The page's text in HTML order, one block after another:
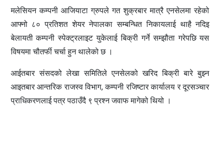
मलेसियन कम्पनी आजियाटा ग्रुपले गत शुक्रबार मात्रै एनसेलमा रहेको
आफ्नो ८० प्रतिशत शेयर नेपालका सम्बन्धित निकायलाई थाहै नदिइ
बेलायती कम्पनी स्पेक्ट्रलाइट युकेलाई बिक्री गर्ने सम्झौता गरेपछि यस
विषयमा चौतर्फी चर्चा हुन थालेको छ ।
आईतबार संसदको लेखा समितिले एनसेलको खरिद बिक्री बारे बुझ्न
आइतबार आन्तरिक राजस्व विभाग, कम्पनी रजिष्टार कार्यालय र दूरसञ्चार
प्राधिकरणलाई पत्र पठाउँदै ९ प्रश्न जवाफ मागेको थियो ।